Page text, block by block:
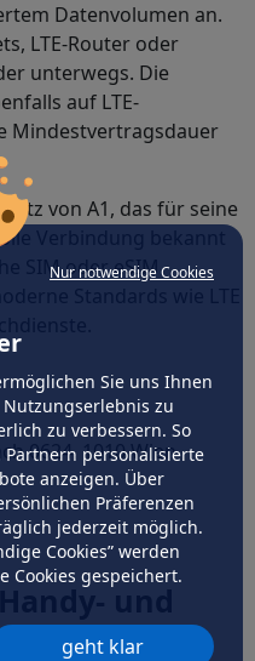
Nur notwendige Cookies
Sie uns Ihnen
zu
zu verbessern. So
personalisierte
anzeigen. Über
Präferenzen
jederzeit möglich.
Cookies” werden
Cookies gespeichert.
geht klar
Datenvolumen an.
LTE-Router oder
unterwegs. Die
auf LTE-
Mindestvertragsdauer
von A1, das für seine
Verbindung bekannt
SIM oder eSIM
Standards wie LTE
0624, 1010 Wien
und